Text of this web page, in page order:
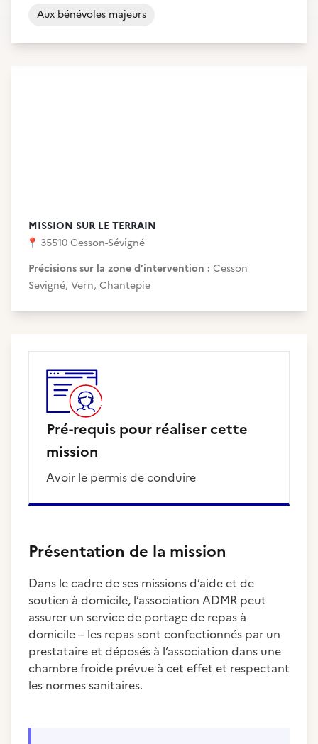
Aux bénévoles majeurs
MISSION SUR LE TERRAIN
📍 35510 Cesson-Sévigné
Précisions sur la zone d’intervention : Cesson
Sevigné, Vern, Chantepie
Pré-requis pour réaliser cette
mission
avoir le permis de conduire
Présentation de la mission
Dans le cadre de ses missions d’aide et de
soutien à domicile, l’association ADMR peut
assurer un service de portage de repas à
domicile – les repas sont confectionnés par un
prestataire et déposés à l’association dans une
chambre froide prévue à cet effet et respectant
les normes sanitaires.